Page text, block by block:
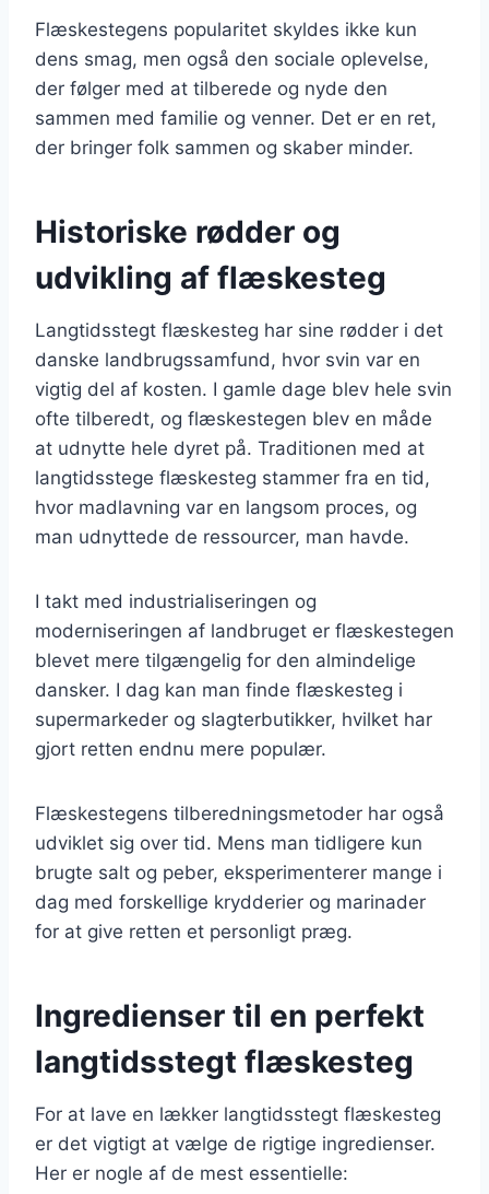
Flæskestegens popularitet skyldes ikke kun
dens smag, men også den sociale oplevelse,
der følger med at tilberede og nyde den
sammen med familie og venner. Det er en ret,
der bringer folk sammen og skaber minder.
Historiske rødder og
udvikling af flæskesteg
Langtidsstegt flæskesteg har sine rødder i det
danske landbrugssamfund, hvor svin var en
vigtig del af kosten. I gamle dage blev hele svin
ofte tilberedt, og flæskestegen blev en måde
at udnytte hele dyret på. Traditionen med at
langtidsstege flæskesteg stammer fra en tid,
hvor madlavning var en langsom proces, og
man udnyttede de ressourcer, man havde.
I takt med industrialiseringen og
moderniseringen af landbruget er flæskestegen
blevet mere tilgængelig for den almindelige
dansker. I dag kan man finde flæskesteg i
supermarkeder og slagterbutikker, hvilket har
gjort retten endnu mere populær.
Flæskestegens tilberedningsmetoder har også
udviklet sig over tid. Mens man tidligere kun
brugte salt og peber, eksperimenterer mange i
dag med forskellige krydderier og marinader
for at give retten et personligt præg.
Ingredienser til en perfekt
langtidsstegt flæskesteg
For at lave en lækker langtidsstegt flæskesteg
er det vigtigt at vælge de rigtige ingredienser.
Her er nogle af de mest essentielle: